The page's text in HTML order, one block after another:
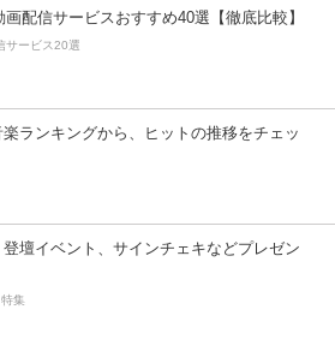
画配信サービスおすすめ40選【徹底比較】
サービス20選
ランキングから、ヒットの推移をチェッ
壇イベント、サインチェキなどプレゼン
集